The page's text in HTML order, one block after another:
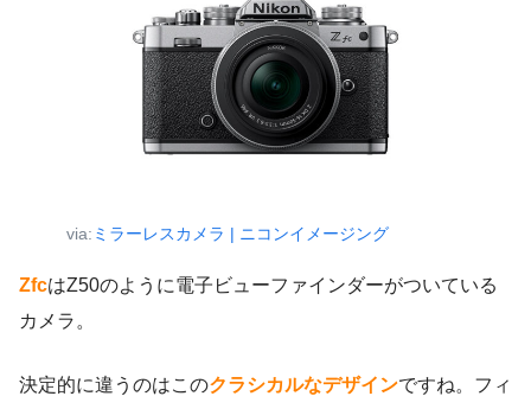
via: ミラーレスカメラ | ニコンイメージング
ZfcはZ50のように電子ビューファインダーがついている
カメラ。
決定的に違うのはこのクラシカルなデザインですね。フィ